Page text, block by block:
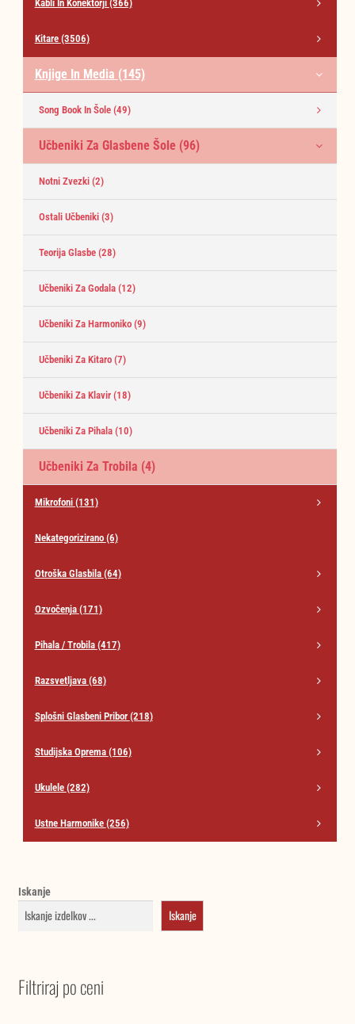
Kabli In Konektorji (366)
Kitare (3506)
Knjige In Media (145)
Song Book In Šole (49)
Učbeniki Za Glasbene Šole (96)
Notni Zvezki (2)
Ostali Učbeniki (3)
Teorija Glasbe (28)
Učbeniki Za Godala (12)
Učbeniki Za Harmoniko (9)
Učbeniki Za Kitaro (7)
Učbeniki Za Klavir (18)
Učbeniki Za Pihala (10)
Učbeniki Za Trobila (4)
Mikrofoni (131)
Nekategorizirano (6)
Otroška Glasbila (64)
Ozvočenja (171)
Pihala / Trobila (417)
Razsvetljava (68)
Splošni Glasbeni Pribor (218)
Studijska Oprema (106)
Ukulele (282)
Ustne Harmonike (256)
Iskanje
Iskanje
Filtriraj po ceni